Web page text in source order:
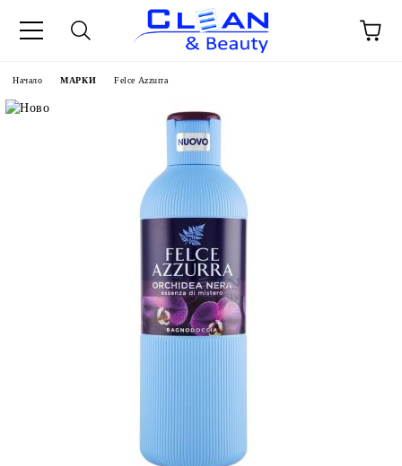
Начало МАРКИ Felce Azzurra